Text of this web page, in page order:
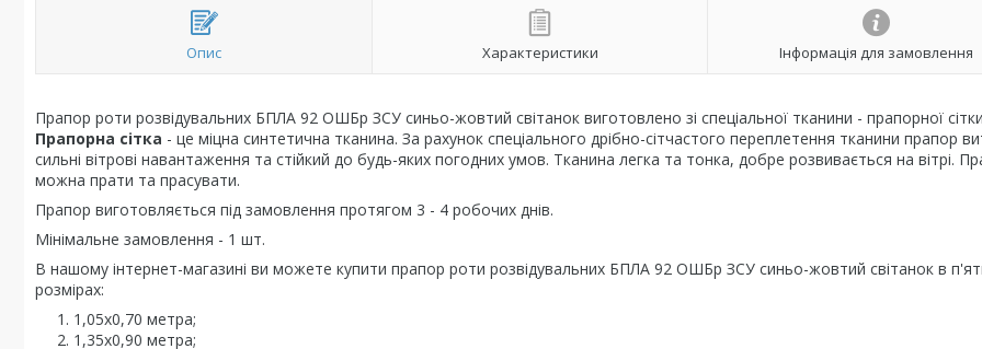
Опис Характеристики Інформація для замовлення
Прапор роти розвідувальних БПЛА 92 ОШБр ЗСУ синьо-жовтий світанок виготовлено зі спеціальної тканини - прапорної
Прапорна сітка - це міцна синтетична тканина. За рахунок спеціального дрібно-сітчастого переплетення тканини прапор
сильні вітрові навантаження та стійкий до будь-яких погодних умов. Тканина легка та тонка, добре розвивається на вітрі.
можна прати та прасувати.
Прапор виготовляється під замовлення протягом 3 - 4 робочих днів.
Мінімальне замовлення - 1 шт.
В нашому інтернет-магазині ви можете купити прапор роти розвідувальних БПЛА 92 ОШБр ЗСУ синьо-жовтий світанок в
розмірах:
1,05х0,70 метра;
1,35х0,90 метра;